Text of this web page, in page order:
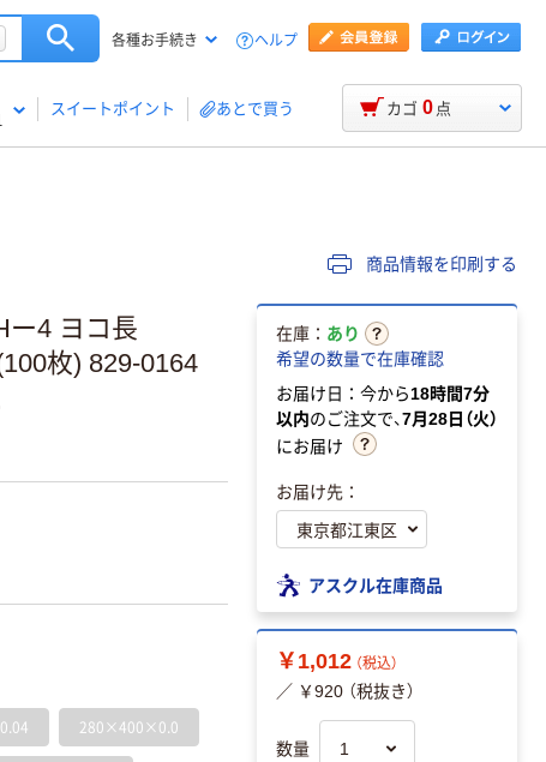
各種お手続き ヘルプ
スイートポイント あとで買う カゴ 0 点
商品情報を印刷する
ー4 ヨコ長
枚) 829-0164
280×400×0.0
在庫： あり
希望の数量で在庫確認
お届け日：今から18時間7分
以内のご注文で、7月28日（火）
にお届け
お届け先：
アスクル在庫商品
￥1,012 （税込）
／ ￥920 （税抜き）
数量